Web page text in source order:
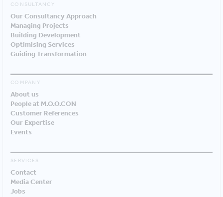
CONSULTANCY
Our Consultancy Approach
Managing Projects
Building Development
Optimising Services
Guiding Transformation
COMPANY
About us
People at M.O.O.CON
Customer References
Our Expertise
Events
SERVICES
Contact
Media Center
Jobs